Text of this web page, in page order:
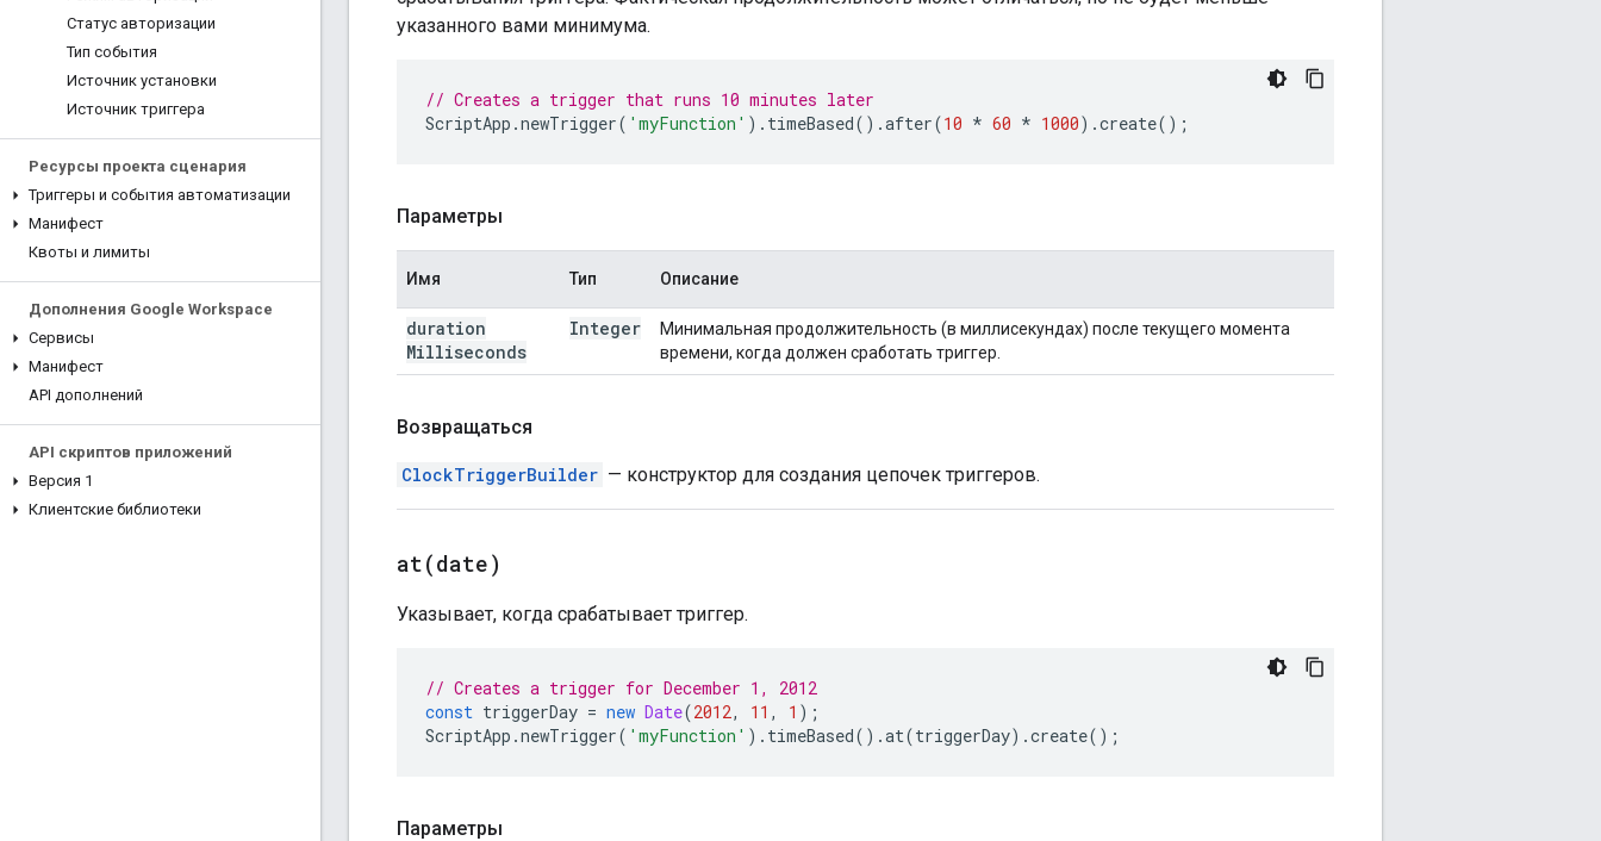
Статус авторизации
Тип события
Источник установки
Источник триггера
Ресурсы проекта сценария
Триггеры и события автоматизации
Манифест
Квоты и лимиты
Дополнения Google Workspace
Сервисы
Манифест
API дополнений
API скриптов приложений
Версия 1
Клиентские библиотеки
указанного вами минимума.
// Creates a trigger that runs 10 minutes later
ScriptApp .newTrigger( 'myFunction' ). timeBased().after(10 * 60 * 1000).create();
Параметры
Имя Тип Описание
duration
Milliseconds
Integer
Минимальная продолжительность (в миллисекундах) после текущего момента
времени, когда должен сработать триггер.
Возвращаться
ClockTriggerBuilder — конструктор для создания цепочек триггеров.
at(date)
Указывает, когда срабатывает триггер.
// Creates a trigger for December 1, 2012
const triggerDay = new Date(2012, 11 , 1 );
ScriptApp .newTrigger( 'myFunction' ). timeBased().at(triggerDay).create();
Параметры